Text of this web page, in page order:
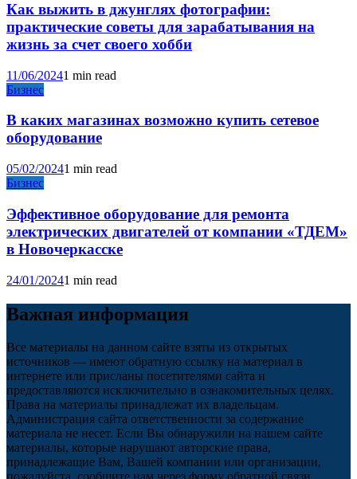
Как выжить в джунглях фотографии:
практические советы для зарабатывания на
жизнь за счет своего хобби
11/06/20241 min read
Бизнес
В каких магазинах возможно купить сетевое
оборудование
05/02/20241 min read
Бизнес
Эффективное оборудование для ремонта
электрических двигателей от компании «ТДЕМ»
в Новочеркасске
24/01/20241 min read
Важная информация
Все материалы на данном сайте взяты из открытых
источников — имеют обратную ссылку на материал в
интернете или присланы посетителями сайта и
предоставляются исключительно в ознакомительных целях.
Права на материалы принадлежат их владельцам.
Администрация сайта ответственности за содержание
материала не несет. Если Вы обнаружили на нашем сайте
материалы, которые нарушают авторские права,
принадлежащие Вам, Вашей компании или организации,